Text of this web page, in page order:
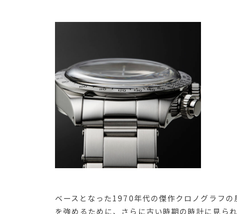
ベースとなった1970年代の傑作クロノグラフ
を強めるために、さらに古い時期の時計に見ら